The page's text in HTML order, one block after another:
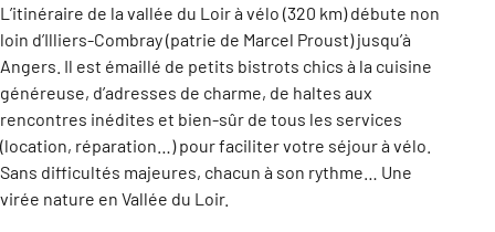
L’itinéraire de la vallée du Loir à vélo (320 km) débute non
loin d’Illiers-Combray (patrie de Marcel Proust) jusqu’à
Angers. Il est émaillé de petits bistrots chics à la cuisine
généreuse, d’adresses de charme, de haltes aux
rencontres inédites et bien-sûr de tous les services
(location, réparation…) pour faciliter votre séjour à vélo.
Sans difficultés majeures, chacun à son rythme… Une
virée nature en Vallée du Loir.